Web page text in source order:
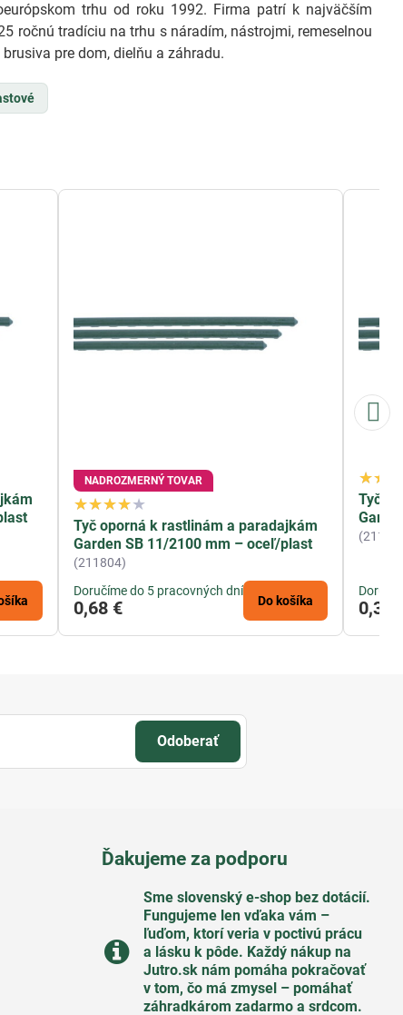
trhu od roku 1992. Firma patrí k najväčším
ročnú tradíciu na trhu s náradím, nástrojmi, remeselnou
pre dom, dielňu a záhradu.
NADROZMERNÝ TOVAR
Tyč oporná k rastlinám a paradajkám
Garden SB 11/2100 mm – oceľ/plast
(211804)
Doručíme do 5 pracovných dní
0,68 € Do košíka
Tyč
0,35
Odoberať
Ďakujeme za podporu
Sme slovenský e-shop bez dotácií​.
Fungujeme len vďaka vám –
ľuďom, ktorí veria v poctivú prácu
a lásku k pôde​. Každý nákup na
Jutro​.sk nám pomáha pokračovať
v tom, čo má zmysel – pomáhať
záhradkárom zadarmo a srdcom​.